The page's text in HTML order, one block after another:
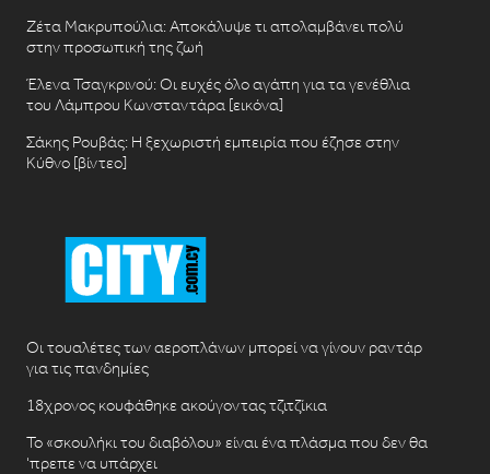
Ζέτα Μακρυπούλια: Αποκάλυψε τι απολαμβάνει πολύ
στην προσωπική της ζωή
Έλενα Τσαγκρινού: Οι ευχές όλο αγάπη για τα γενέθλια
του Λάμπρου Κωνσταντάρα [εικόνα]
Σάκης Ρουβάς: Η ξεχωριστή εμπειρία που έζησε στην
Κύθνο [βίντεο]
Οι τουαλέτες των αεροπλάνων μπορεί να γίνουν ραντάρ
για τις πανδημίες
18χρονος κουφάθηκε ακούγοντας τζιτζίκια
Το «σκουλήκι του διαβόλου» είναι ένα πλάσμα που δεν θα
‘πρεπε να υπάρχει